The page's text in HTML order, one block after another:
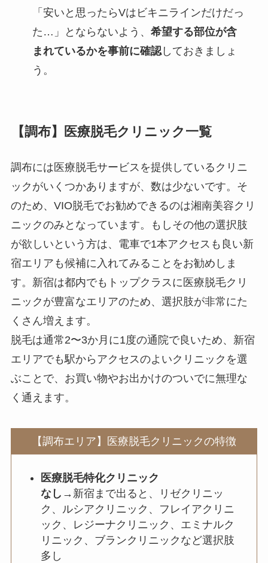
「安いと思ったらVはビキニラインだけだっ
た…」とならないよう、 希望する部位が含
まれているかを事前に確認しておきましょ
う。
【調布】医療脱毛クリニック一覧
調布には医療脱毛サービスを提供しているクリニ
ックがいくつかありますが、数は少ないです。そ
のため、VIO脱毛でお勧めできるのは湘南美容クリ
ニックのみとなっています。もしその他の選択肢
が欲しいという方は、電車で1本アクセスも良い新
宿エリアも候補に入れてみることをお勧めしま
す。新宿は都内でもトップクラスに医療脱毛クリ
ニックが豊富なエリアのため、選択肢が非常にた
くさん増えます。
脱毛は通常2〜3か月に1度の通院で良いため、新宿
エリアでも駅からアクセスのよいクリニックを選
ぶことで、お買い物やお出かけのついでに無理な
く通えます。
【調布エリア】医療脱毛クリニックの特徴
医療脱毛特化クリニック
なし →新宿まで出ると、リゼクリニッ
ク、ルシアクリニック、フレイアクリニ
ック、レジーナクリニック、エミナルク
リニック、ブランクリニックなど選択肢
多し